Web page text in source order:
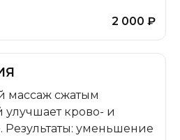
2 000 ₽
сжатым
улучшает крово- и
уменьшение